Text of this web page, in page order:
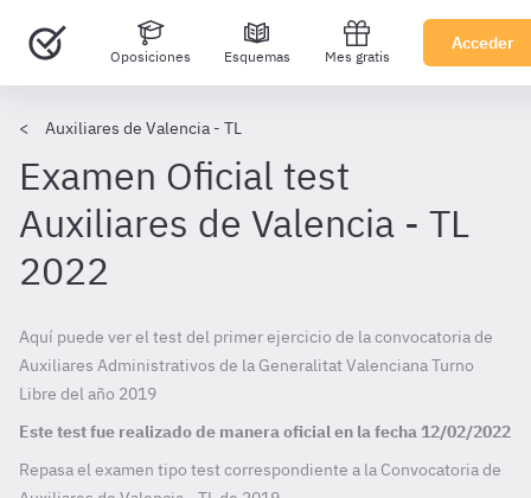
Oposiciones Esquemas Mes gratis
Acceder
Auxiliares de Valencia - TL
Examen Oficial test
Auxiliares de Valencia - TL
2022
Aquí puede ver el test del primer ejercicio de la convocatoria de
Auxiliares Administrativos de la Generalitat Valenciana Turno
Libre del año 2019
Este test fue realizado de manera oficial en la fecha 12/02/2022
Repasa el examen tipo test correspondiente a la Convocatoria de